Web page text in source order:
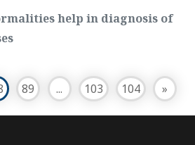
help in diagnosis of
89 ... 103 104 »